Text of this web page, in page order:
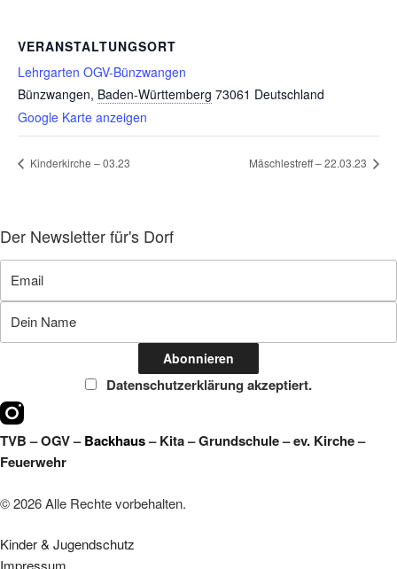
VERANSTALTUNGSORT
Lehrgarten OGV-Bünzwangen
Bünzwangen, Baden-Württemberg 73061 Deutschland
Google Karte anzeigen
Kinderkirche – 03.23 Mäschlestreff – 22.03.23
Der Newsletter für's Dorf
Datenschutzerklärung akzeptiert.
TVB–OGV–Backhaus–Kita–Grundschule–ev. Kirche–
Feuerwehr
© 2026 Alle Rechte vorbehalten.
Kinder & Jugendschutz
Impressum